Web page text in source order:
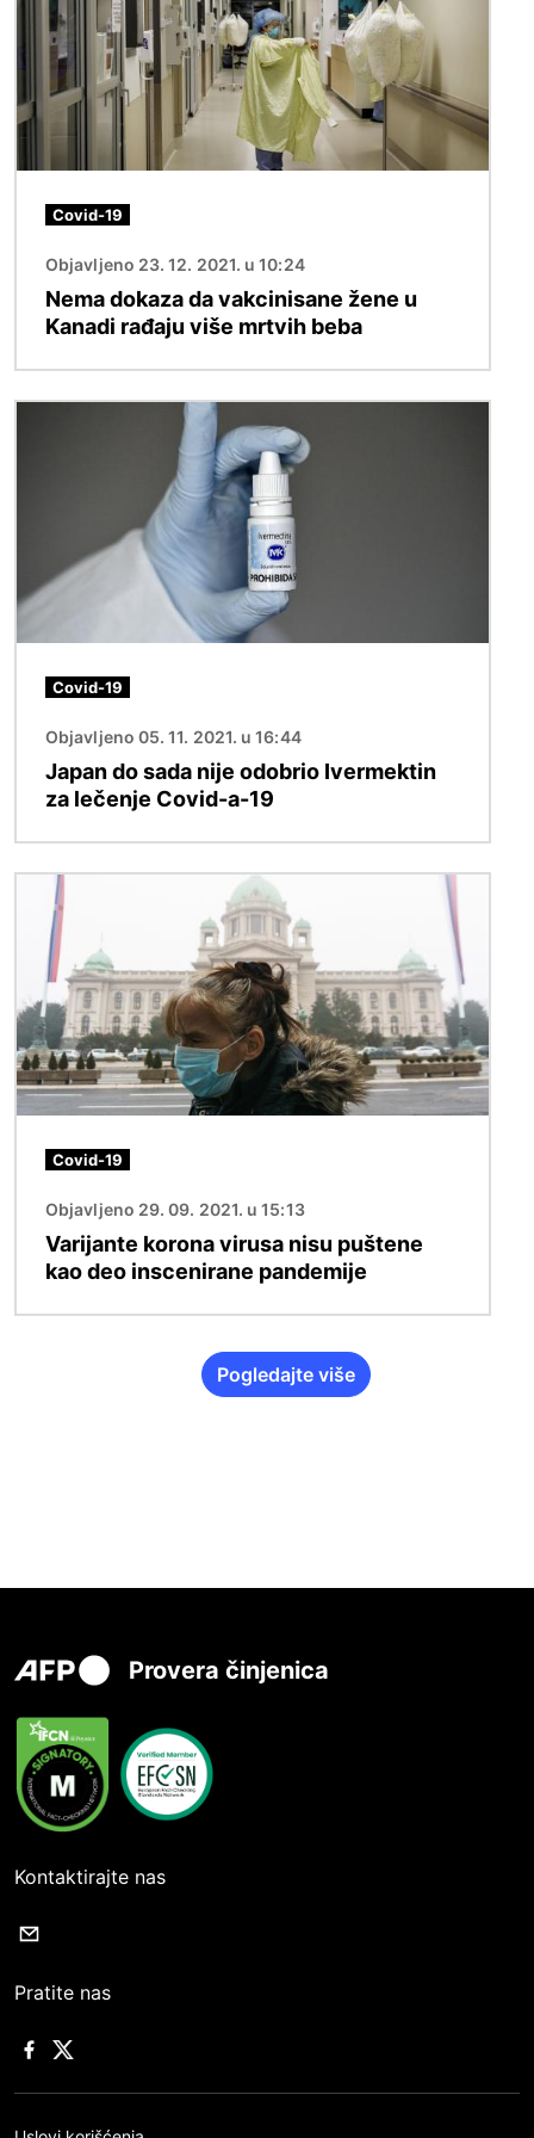
Covid-19
Objavljeno 23. 12. 2021. u 10:24
Nema dokaza da vakcinisane žene u
Kanadi rađaju više mrtvih beba
Covid-19
Objavljeno 05. 11. 2021. u 16:44
Japan do sada nije odobrio Ivermektin
za lečenje Covid-a-19
Image
Covid-19
Objavljeno 29. 09. 2021. u 15:13
Varijante korona virusa nisu puštene
kao deo inscenirane pandemije
Pogledajte više
Provera činjenica
Kontaktirajte nas
Pratite nas